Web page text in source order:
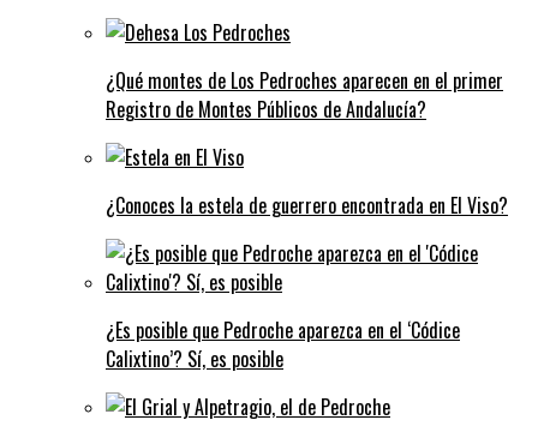
¿Qué montes de Los Pedroches aparecen en el primer
Registro de Montes Públicos de Andalucía?
¿Conoces la estela de guerrero encontrada en El Viso?
¿Es posible que Pedroche aparezca en el ‘Códice
Calixtino’? Sí, es posible